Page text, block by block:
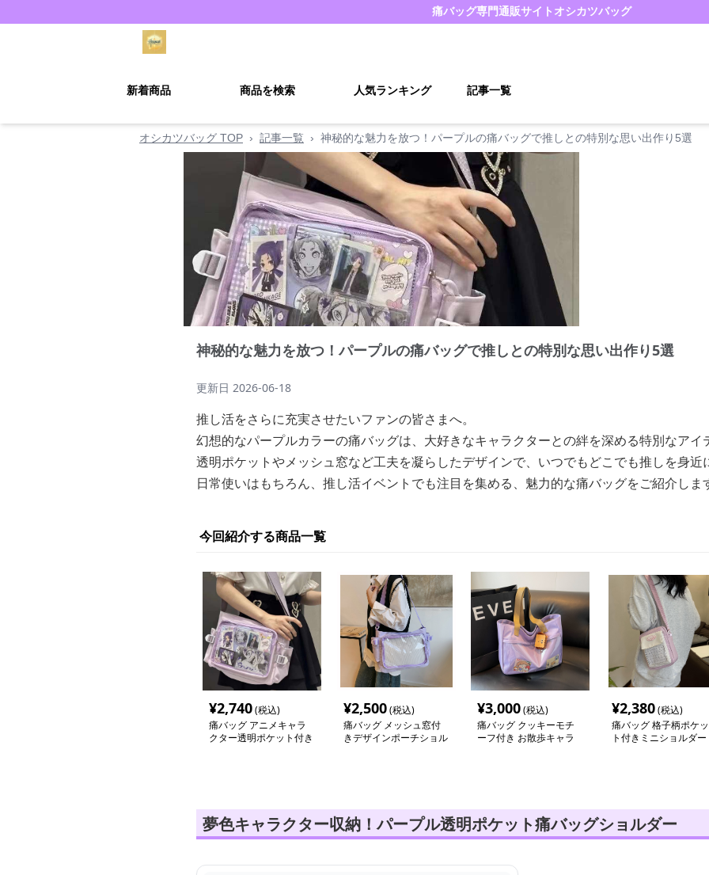
痛バッグ専門通販サイト オシカツバッグ
新着商品 商品を検索 人気ランキング 記事一覧
オシカツバッグ TOP › 記事一覧 › 神秘的な魅力を放つ！パープルの痛バッグで推しとの特別な思い出作り5選
神秘的な魅力を放つ！パープルの痛バッグで推しとの特別な思い出作り5選
更新日 2026-06-18
推し活をさらに充実させたいファンの皆さまへ。
幻想的なパープルカラーの痛バッグは、大好きなキャラクターとの絆を深める特別なアイ
透明ポケットやメッシュ窓など工夫を凝らしたデザインで、いつでもどこでも推しを身
日常使いはもちろん、推し活イベントでも注目を集める、魅力的な痛バッグをご紹介しま
今回紹介する商品一覧
¥2,740(税込)
痛バッグ アニメキャラ
クター透明ポケット付き
¥2,500(税込)
痛バッグ メッシュ窓付
きデザインポーチショル
¥3,000(税込)
痛バッグ クッキーモチ
ーフ付き お散歩キャラ
¥2,380(税込)
痛バッグ 格子柄ポケッ
ト付きミニショルダー
夢色キャラクター収納！パープル透明ポケット痛バッグショルダー